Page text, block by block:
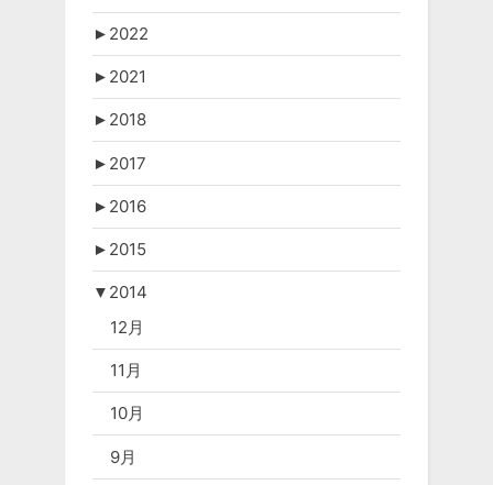
► 2022
► 2021
► 2018
► 2017
► 2016
► 2015
▼ 2014
12月
11月
10月
9月